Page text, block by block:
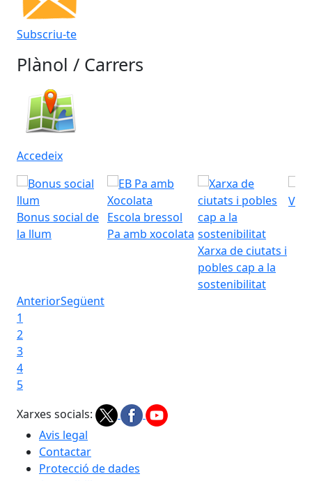
Plànol / Carrers
Bonus social de
Escola bressol
Xarxa de ciutats i
pobles cap a la
Anterior
1
2
3
4
Xarxes socials:
Avis legal
Contactar